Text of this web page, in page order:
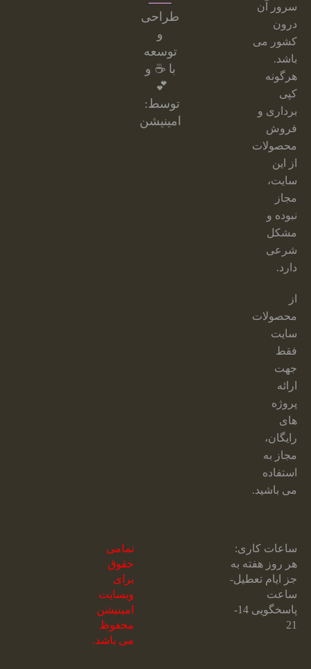
سرور آن
درون
کشور می
باشد.
هرگونه
کپی
برداری و
فروش
محصولات
از این
سایت،
مجاز
نبوده و
مشکل
شرعی
دارد.
از
محصولات
سایت
فقط
جهت
ارائه
پروژه
های
رایگان،
مجاز به
استفاده
می باشید.
طراحی
و
توسعه
با ☕ و
💕
توسط:
امینیشن
ساعات کاری:
هر روز هفته به
جز ایام تعطیل-
ساعت
پاسخگویی 14-
21
تمامی
حقوق
برای
وبسایت
امینیشن
محفوظ
می باشد.